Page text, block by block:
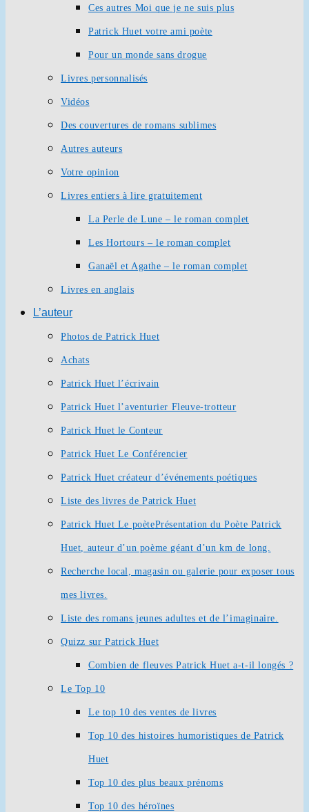
Ces autres Moi que je ne suis plus
Patrick Huet votre ami poète
Pour un monde sans drogue
Livres personnalisés
Vidéos
Des couvertures de romans sublimes
Autres auteurs
Votre opinion
Livres entiers à lire gratuitement
La Perle de Lune – le roman complet
Les Hortours – le roman complet
Ganaël et Agathe – le roman complet
Livres en anglais
L’auteur
Photos de Patrick Huet
Achats
Patrick Huet l’écrivain
Patrick Huet l’aventurier Fleuve-trotteur
Patrick Huet le Conteur
Patrick Huet Le Conférencier
Patrick Huet créateur d’événements poétiques
Liste des livres de Patrick Huet
Patrick Huet Le poètePrésentation du Poète Patrick
Huet, auteur d’un poème géant d’un km de long.
Recherche local, magasin ou galerie pour exposer tous
mes livres.
Liste des romans jeunes adultes et de l’imaginaire.
Quizz sur Patrick Huet
Combien de fleuves Patrick Huet a-t-il longés ?
Le Top 10
Le top 10 des ventes de livres
Top 10 des histoires humoristiques de Patrick
Huet
Top 10 des plus beaux prénoms
Top 10 des héroïnes